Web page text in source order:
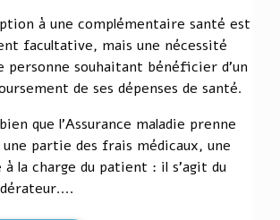
à une complémentaire santé est
facultative, mais une nécessité
personne souhaitant bénéficier d'un
de ses dépenses de santé.
que l'Assurance maladie prenne
partie des frais médicaux, une
la charge du patient : il s'agit du